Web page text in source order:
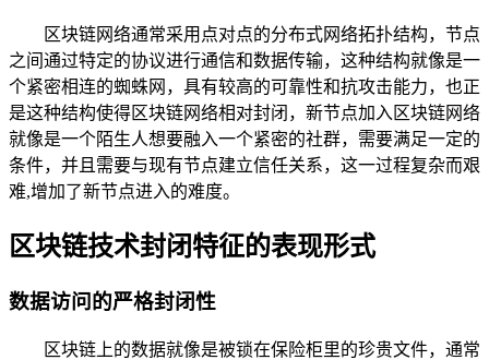
区块链网络通常采用点对点的分布式网络拓扑结构，节点
之间通过特定的协议进行通信和数据传输，这种结构就像是一
个紧密相连的蜘蛛网，具有较高的可靠性和抗攻击能力，也正
是这种结构使得区块链网络相对封闭，新节点加入区块链网络
就像是一个陌生人想要融入一个紧密的社群，需要满足一定的
条件，并且需要与现有节点建立信任关系，这一过程复杂而艰
难,增加了新节点进入的难度。
区块链技术封闭特征的表现形式
数据访问的严格封闭性
区块链上的数据就像是被锁在保险柜里的珍贵文件，通常